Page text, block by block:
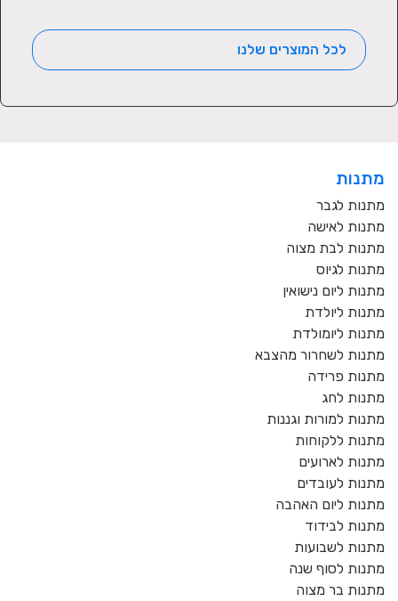
לכל המוצרים שלנו
מתנות
מתנות לגבר
מתנות לאישה
מתנות לבת מצוה
מתנות לגיוס
מתנות ליום נישואין
מתנות ליולדת
מתנות ליומולדת
מתנות לשחרור מהצבא
מתנות פרידה
מתנות לחג
מתנות למורות וגננות
מתנות ללקוחות
מתנות לארועים
מתנות לעובדים
מתנות ליום האהבה
מתנות לבידוד
מתנות לשבועות
מתנות לסוף שנה
מתנות בר מצוה